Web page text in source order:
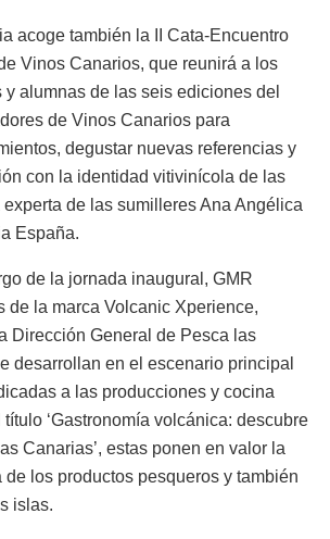
acoge también la II Cata-Encuentro
Vinos Canarios, que reunirá a los
alumnas de las seis ediciones del
de Vinos Canarios para
degustar nuevas referencias y
con la identidad vitivinícola de las
de las sumilleres Ana Angélica
España.
de la jornada inaugural, GMR
de la marca Volcanic Xperience,
Dirección General de Pesca las
desarrollan en el escenario principal
a las producciones y cocina
‘Gastronomía volcánica: descubre
Canarias’, estas ponen en valor la
de los productos pesqueros y también
islas.